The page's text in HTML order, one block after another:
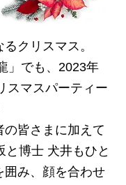
クリスマス。
」でも、2023年
スマスパーティー
皆さまに加えて
と博士 犬井もひと
囲み、顔を合わせ